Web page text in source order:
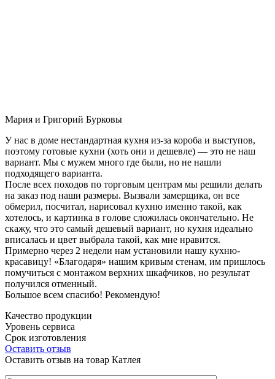
Мария и Григорий Бурковы
У нас в доме нестандартная кухня из-за короба и выступов,
поэтому готовые кухни (хоть они и дешевле) — это не наш
вариант. Мы с мужем много где были, но не нашли
подходящего варианта.
После всех походов по торговым центрам мы решили делать
на заказ под наши размеры. Вызвали замерщика, он все
обмерил, посчитал, нарисовал кухню именно такой, как
хотелось, и картинка в голове сложилась окончательно. Не
скажу, что это самый дешевый вариант, но кухня идеально
вписалась и цвет выбрала такой, как мне нравится.
Примерно через 2 недели нам установили нашу кухню-
красавицу! «Благодаря» нашим кривым стенам, им пришлось
помучиться с монтажом верхних шкафчиков, но результат
получился отменный.
Большое всем спасибо! Рекомендую!
Качество продукции
Уровень сервиса
Срок изготовления
Оставить отзыв
Оставить отзыв на товар Катлея